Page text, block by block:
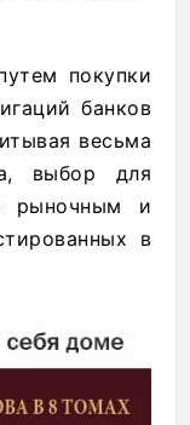
покупки
банков
весьма
выбор для
рыночным и
в